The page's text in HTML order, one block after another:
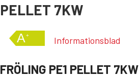
PELLET 7KW
A+ Informationsblad
FRÖLING PE1 PELLET 7KW